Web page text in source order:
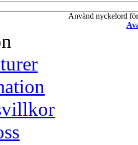
Använd nyckelord